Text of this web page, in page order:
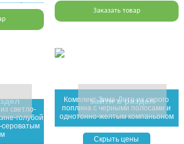
Заказать товар
светло-
голубой
сероватым
Комплект Зима-Лето из серого
поплина с черными полосами и
однотонно-желтым компаньоном
зайти в раздел
Скрыть цены